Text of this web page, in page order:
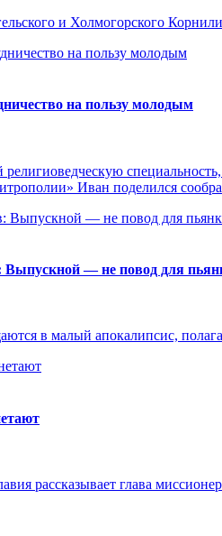
и Холмогорского
на пользу молодым
Иван поделился
Выпускной — не повод для
в малый апокалипсис,
рассказывает глава